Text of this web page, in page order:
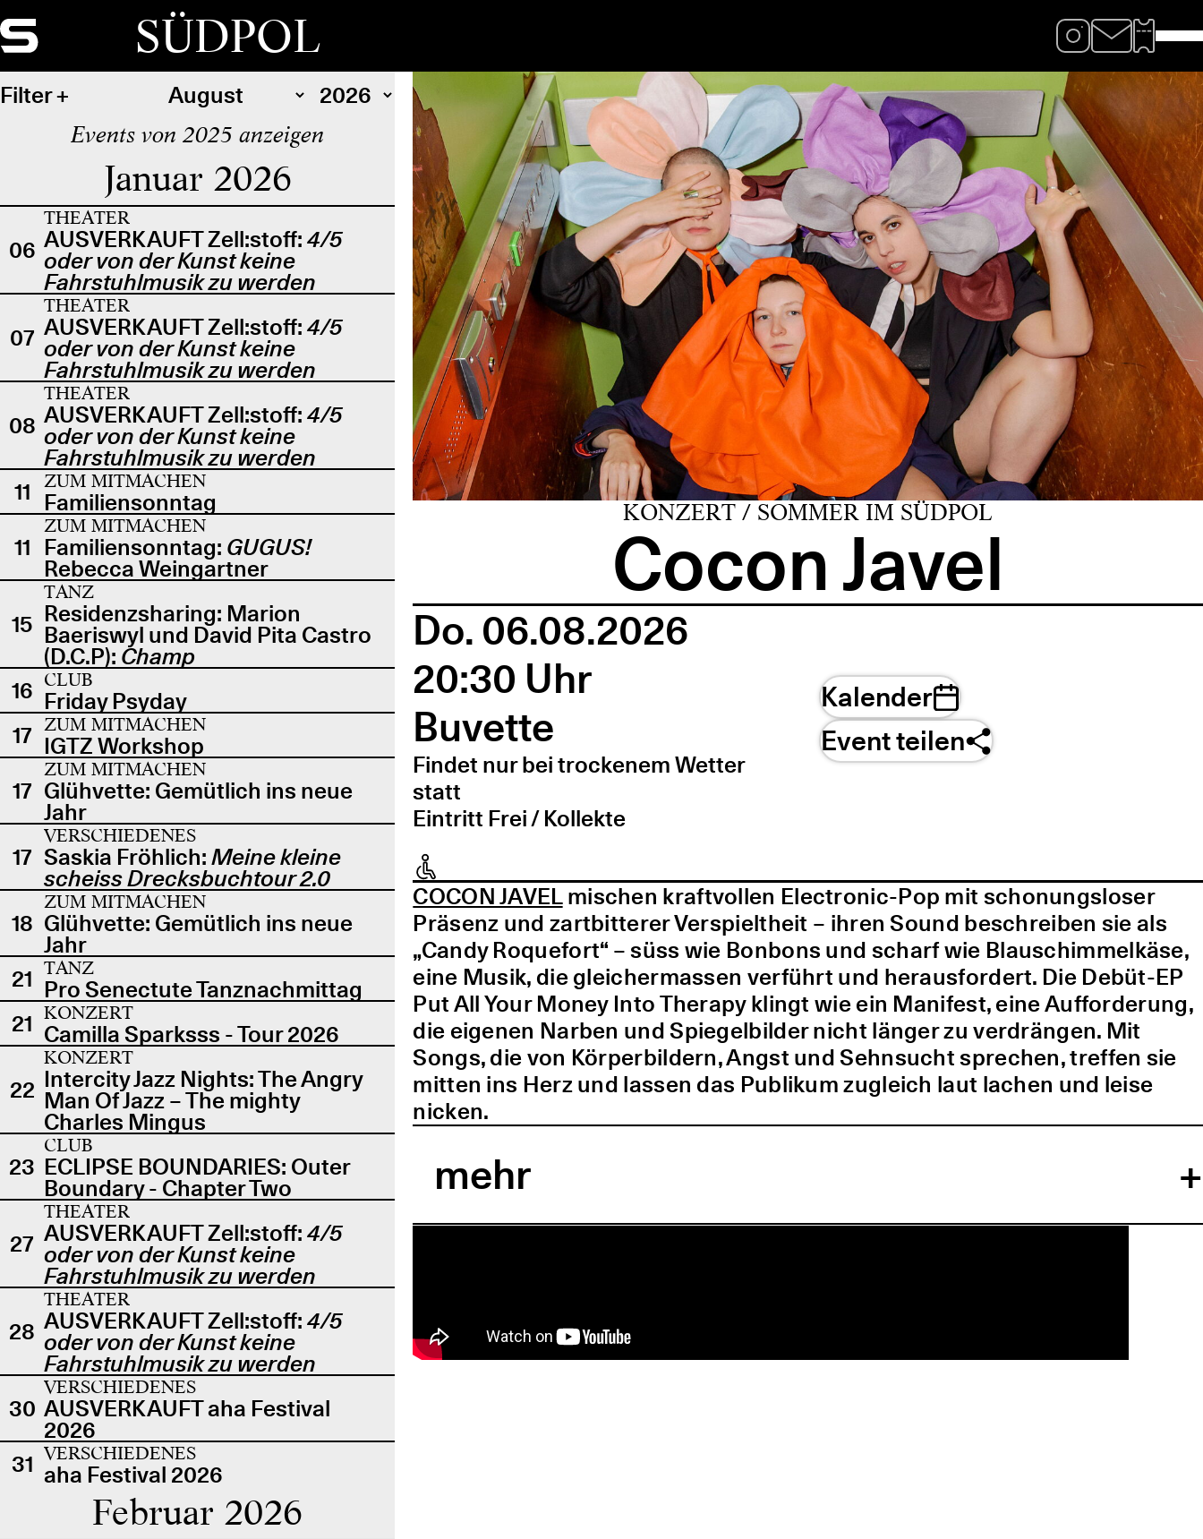
SÜDPOL
Filter
Events von 2025 anzeigen
Januar 2026
06
THEATER
AUSVERKAUFT Zell:stoff: 4/5
oder von der Kunst keine
Fahrstuhlmusik zu werden
07
THEATER
AUSVERKAUFT Zell:stoff: 4/5
oder von der Kunst keine
Fahrstuhlmusik zu werden
08
THEATER
AUSVERKAUFT Zell:stoff: 4/5
oder von der Kunst keine
Fahrstuhlmusik zu werden
11
ZUM MITMACHEN
Familiensonntag
11
ZUM MITMACHEN
Familiensonntag: GUGUS!
Rebecca Weingartner
15
TANZ
Residenzsharing: Marion
Baeriswyl und David Pita Castro
(D.C.P): Champ
16 CLUB
Friday Psyday
17 ZUM MITMACHEN
IGTZ Workshop
17
ZUM MITMACHEN
Glühvette: Gemütlich ins neue
Jahr
17
VERSCHIEDENES
Saskia Fröhlich: Meine kleine
scheiss Drecksbuchtour 2.0
18
ZUM MITMACHEN
Glühvette: Gemütlich ins neue
Jahr
21 TANZ
Pro Senectute Tanznachmittag
21 KONZERT
Camilla Sparksss - Tour 2026
22
KONZERT
Intercity Jazz Nights: The Angry
Man Of Jazz – The mighty
Charles Mingus
23
CLUB
ECLIPSE BOUNDARIES: Outer
Boundary - Chapter Two
27
THEATER
AUSVERKAUFT Zell:stoff: 4/5
oder von der Kunst keine
Fahrstuhlmusik zu werden
28
THEATER
AUSVERKAUFT Zell:stoff: 4/5
oder von der Kunst keine
Fahrstuhlmusik zu werden
30
VERSCHIEDENES
AUSVERKAUFT aha Festival
2026
31 VERSCHIEDENES
aha Festival 2026
Februar 2026
KONZERT / SOMMER IM SÜDPOL
Cocon Javel
Do. 06.08.2026
20:30 Uhr
Buvette
Findet nur bei trockenem Wetter
statt
Eintritt Frei / Kollekte
Kalender
Event teilen
COCON JAVELmischen kraftvollen Electronic-Pop mit schonungsloser
Präsenz und zartbitterer Verspieltheit – ihren Sound beschreiben sie als
„Candy Roquefort“ – süss wie Bonbons und scharf wie Blauschimmelkäse,
eine Musik, die gleichermassen verführt und herausfordert. Die Debüt-EP
Put All Your Money Into Therapy klingt wie ein Manifest, eine Aufforderung,
die eigenen Narben und Spiegelbilder nicht länger zu verdrängen. Mit
Songs, die von Körperbildern, Angst und Sehnsucht sprechen, treffen sie
mitten ins Herz und lassen das Publikum zugleich laut lachen und leise
nicken.
mehr